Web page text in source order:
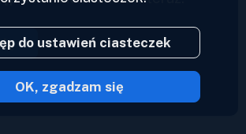
2023 © Inoreader
do ustawień ciasteczek
OK, zgadzam się